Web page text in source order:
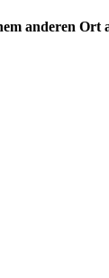
anderen Ort